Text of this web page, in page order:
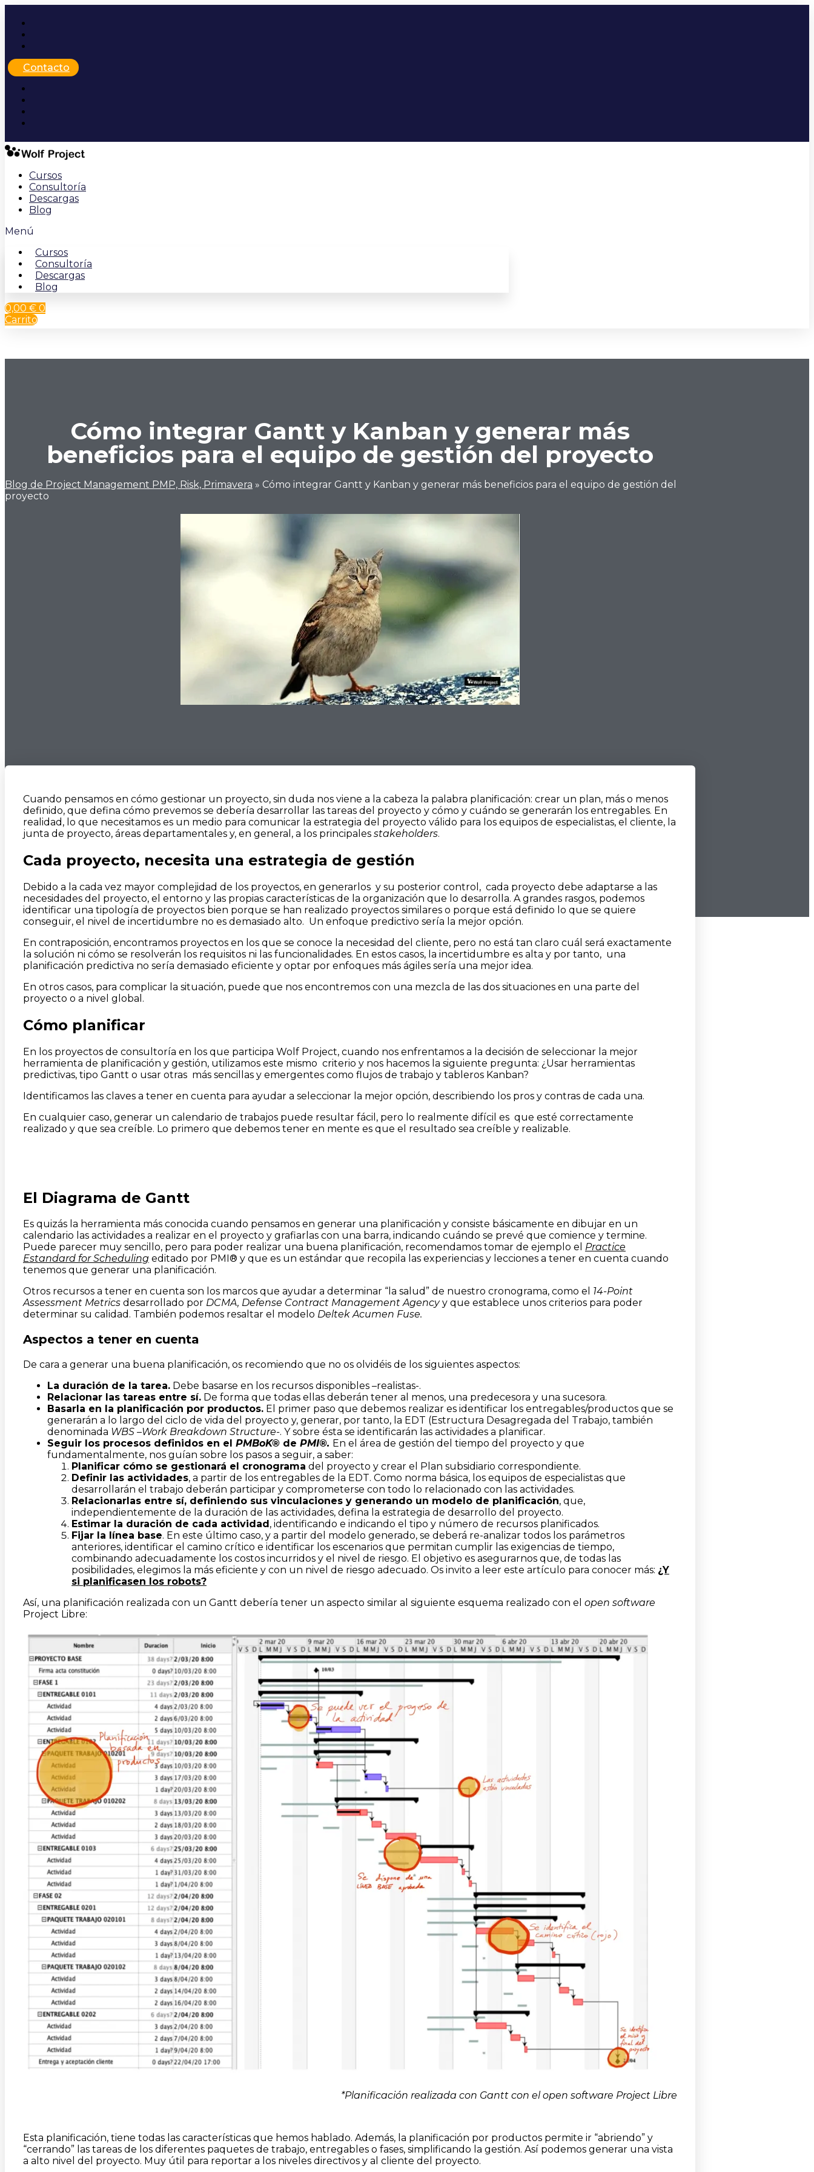
contenido
Contacto
Cursos
Consultoría
Descargas
Blog
Menú
Cursos
Consultoría
Descargas
Blog
0,00 € 0
Carrito
Cómo integrar Gantt y Kanban y generar más
beneficios para el equipo de gestión del proyecto
Blog de Project Management PMP, Risk, Primavera » Cómo integrar Gantt y Kanban y generar más beneficios para el equipo de gestión del
proyecto
Cuando pensamos en cómo gestionar un proyecto, sin duda nos viene a la cabeza la palabra planificación: crear un plan, más o menos
definido, que defina cómo prevemos se debería desarrollar las tareas del proyecto y cómo y cuándo se generarán los entregables. En
realidad, lo que necesitamos es un medio para comunicar la estrategia del proyecto válido para los equipos de especialistas, el cliente, la
junta de proyecto, áreas departamentales y, en general, a los principales stakeholders.
Cada proyecto, necesita una estrategia de gestión
Debido a la cada vez mayor complejidad de los proyectos, en generarlos y su posterior control, cada proyecto debe adaptarse a las
necesidades del proyecto, el entorno y las propias características de la organización que lo desarrolla. A grandes rasgos, podemos
identificar una tipología de proyectos bien porque se han realizado proyectos similares o porque está definido lo que se quiere
conseguir, el nivel de incertidumbre no es demasiado alto. Un enfoque predictivo sería la mejor opción.
En contraposición, encontramos proyectos en los que se conoce la necesidad del cliente, pero no está tan claro cuál será exactamente
la solución ni cómo se resolverán los requisitos ni las funcionalidades. En estos casos, la incertidumbre es alta y por tanto, una
planificación predictiva no sería demasiado eficiente y optar por enfoques más ágiles sería una mejor idea.
En otros casos, para complicar la situación, puede que nos encontremos con una mezcla de las dos situaciones en una parte del
proyecto o a nivel global.
Cómo planificar
En los proyectos de consultoría en los que participa Wolf Project, cuando nos enfrentamos a la decisión de seleccionar la mejor
herramienta de planificación y gestión, utilizamos este mismo criterio y nos hacemos la siguiente pregunta: ¿Usar herramientas
predictivas, tipo Gantt o usar otras más sencillas y emergentes como flujos de trabajo y tableros Kanban?
Identificamos las claves a tener en cuenta para ayudar a seleccionar la mejor opción, describiendo los pros y contras de cada una.
En cualquier caso, generar un calendario de trabajos puede resultar fácil, pero lo realmente difícil es que esté correctamente
realizado y que sea creíble. Lo primero que debemos tener en mente es que el resultado sea creíble y realizable.
El Diagrama de Gantt
Es quizás la herramienta más conocida cuando pensamos en generar una planificación y consiste básicamente en dibujar en un
calendario las actividades a realizar en el proyecto y grafiarlas con una barra, indicando cuándo se prevé que comience y termine.
Puede parecer muy sencillo, pero para poder realizar una buena planificación, recomendamos tomar de ejemplo el Practice
Estandard for Scheduling editado por PMI® y que es un estándar que recopila las experiencias y lecciones a tener en cuenta cuando
tenemos que generar una planificación.
Otros recursos a tener en cuenta son los marcos que ayudar a determinar “la salud” de nuestro cronograma, como el 14-Point
Assessment Metrics desarrollado por DCMA, Defense Contract Management Agencyy que establece unos criterios para poder
determinar su calidad. También podemos resaltar el modelo Deltek Acumen Fuse.
Aspectos a tener en cuenta
De cara a generar una buena planificación, os recomiendo que no os olvidéis de los siguientes aspectos:
La duración de la tarea. Debe basarse en los recursos disponibles –realistas-.
Relacionar las tareas entre sí. De forma que todas ellas deberán tener al menos, una predecesora y una sucesora.
Basarla en la planificación por productos. El primer paso que debemos realizar es identificar los entregables/productos que se
generarán a lo largo del ciclo de vida del proyecto y, generar, por tanto, la EDT (Estructura Desagregada del Trabajo, también
denominada WBS –Work Breakdown Structure-. Y sobre ésta se identificarán las actividades a planificar.
Seguir los procesos definidos en el PMBoK® de PMI®. En el área de gestión del tiempo del proyecto y que
fundamentalmente, nos guían sobre los pasos a seguir, a saber:
Planificar cómo se gestionará el cronograma del proyecto y crear el Plan subsidiario correspondiente.
Definir las actividades, a partir de los entregables de la EDT. Como norma básica, los equipos de especialistas que
desarrollarán el trabajo deberán participar y comprometerse con todo lo relacionado con las actividades.
Relacionarlas entre sí, definiendo sus vinculaciones y generando un modelo de planificación, que,
independientemente de la duración de las actividades, defina la estrategia de desarrollo del proyecto.
Estimar la duración de cada actividad , identificando e indicando el tipo y número de recursos planificados.
Fijar la línea base. En este último caso, y a partir del modelo generado, se deberá re-analizar todos los parámetros
anteriores, identificar el camino crítico e identificar los escenarios que permitan cumplir las exigencias de tiempo,
combinando adecuadamente los costos incurridos y el nivel de riesgo. El objetivo es asegurarnos que, de todas las
posibilidades, elegimos la más eficiente y con un nivel de riesgo adecuado. Os invito a leer este artículo para conocer más: ¿Y
si planificasen los robots?
Así, una planificación realizada con un Gantt debería tener un aspecto similar al siguiente esquema realizado con el open software
Project Libre:
*Planificación realizada con Gantt con el open software Project Libre
Esta planificación, tiene todas las características que hemos hablado. Además, la planificación por productos permite ir “abriendo” y
“cerrando” las tareas de los diferentes paquetes de trabajo, entregables o fases, simplificando la gestión. Así podemos generar una vista
a alto nivel del proyecto. Muy útil para reportar a los niveles directivos y al cliente del proyecto.